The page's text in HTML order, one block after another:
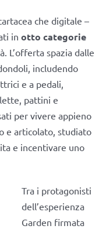
che digitale –
in otto categorie
L’offerta spazia dalle
includendo
e a pedali,
pattini e
per vivere appieno
e articolato, studiato
e incentivare uno
Tra i protagonisti
dell’esperienza
Garden firmata